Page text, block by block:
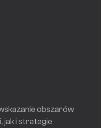
obszarów
jak i strategie